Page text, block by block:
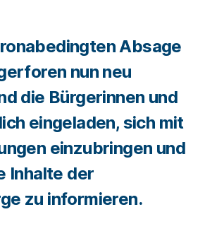
Absage
nun neu
die Bürgerinnen und
eingeladen, sich mit
einzubringen und
Inhalte der
zu informieren.